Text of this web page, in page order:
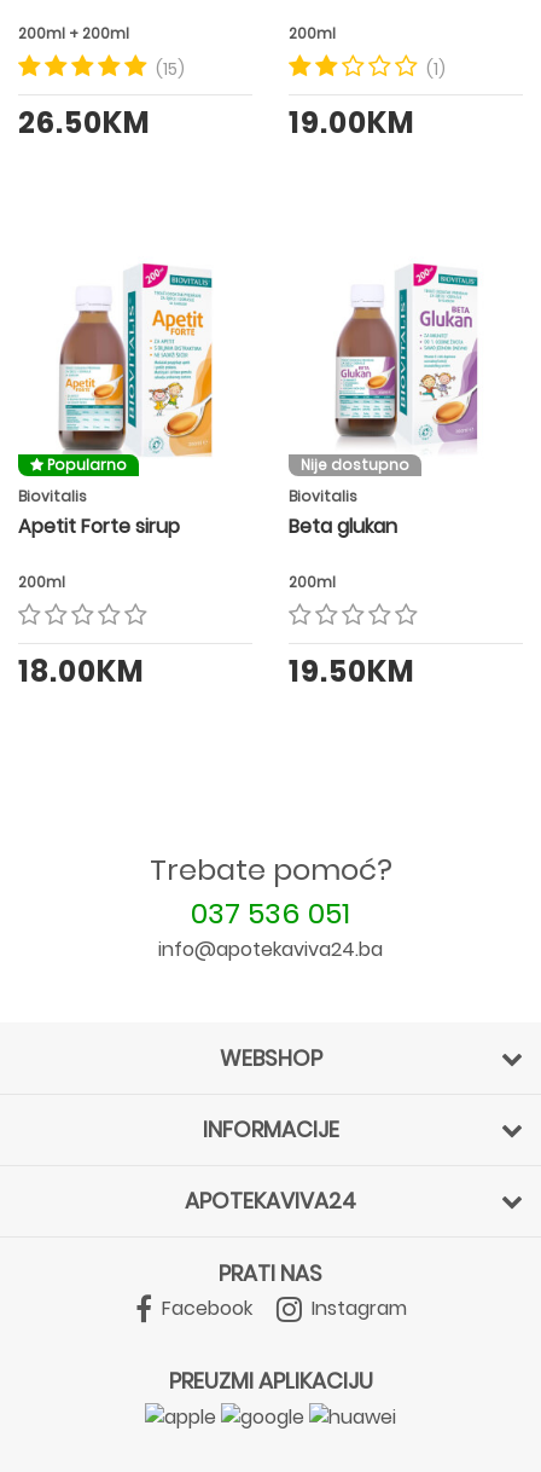
200ml + 200ml
(15)
26.50KM
200ml
(1)
19.00KM
Popularno
Biovitalis
Apetit Forte sirup
200ml
18.00KM
Nije dostupno
Biovitalis
Beta glukan
200ml
19.50KM
Trebate pomoć?
037 536 051
info@apotekaviva24.ba
WEBSHOP
INFORMACIJE
APOTEKAVIVA24
PRATI NAS
Facebook Instagram
PREUZMI APLIKACIJU